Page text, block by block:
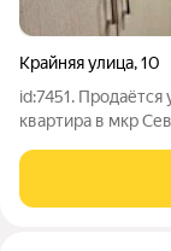
Крайняя улица,10
id:7451. Продаётся
квартира в мкр
комнатные
семей, которые